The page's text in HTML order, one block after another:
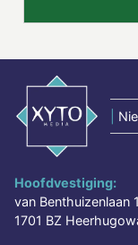
Hoofdvestiging:
van Benthuizenlaan 1
1701 BZ